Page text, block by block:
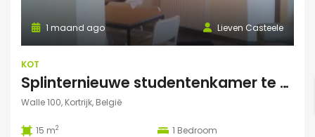
Lieven Casteele
1 maand ago
KOT
Splinternieuwe studentenkamer te huur in authentiek herenhuis
Walle 100, Kortrijk, België
15 m2 1 Bedroom